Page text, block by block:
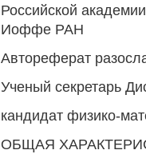
Российской
Иоффе РАН
Автореферат
Ученый секретарь
кандидат физико-
ОБЩАЯ